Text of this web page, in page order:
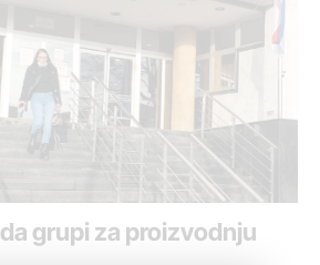
grupi za proizvodnju